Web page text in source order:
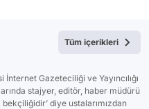
Gazeteciliği ve Yayıncılığı
stajyer, editör, haber müdürü
bekçiliğidir’ diye ustalarımızdan
Tüm içerikleri